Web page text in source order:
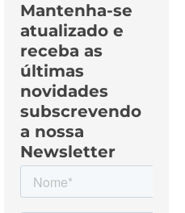
Mantenha-se
atualizado e
receba as
últimas
novidades
subscrevendo
a nossa
Newsletter